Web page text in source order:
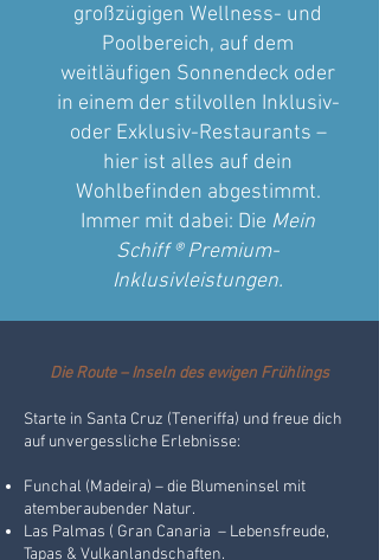
großzügigen Wellness- und
Poolbereich, auf dem
weitläufigen Sonnendeck oder
in einem der stilvollen Inklusiv-
oder Exklusiv-Restaurants –
hier ist alles auf dein
Wohlbefinden abgestimmt.
Immer mit dabei: Die Mein
Schiff ® Premium-
Inklusivleistungen.
Die Route – Inseln des ewigen Frühlings
Starte in Santa Cruz (Teneriffa) und freue dich
auf unvergessliche Erlebnisse:
Funchal (Madeira) – die Blumeninsel mit
atemberaubender Natur.
Las Palmas ( Gran Canaria – Lebensfreude,
Tapas & Vulkanlandschaften.